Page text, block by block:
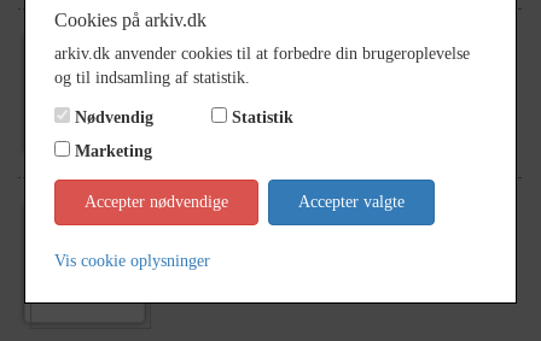
1992
DK Tanken Hjørnegårdsvej 1 matr.nr. 3ay, Ll.
Skensved
venstre: Marie Hansen, 1.kommis, Jens Larsen,
Cookies på arkiv.dk
arkiv.dk anvender cookies til at forbedre din brugeroplevelse
og til indsamling af statistik.
Nødvendig
Statistik
Marketing
Accepter nødvendige Accepter valgte
Vis cookie oplysninger